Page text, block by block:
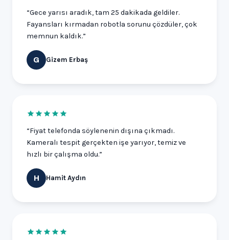
“Gece yarısı aradık, tam 25 dakikada geldiler.
Fayansları kırmadan robotla sorunu çözdüler, çok
memnun kaldık.”
G Gizem Erbaş
“Fiyat telefonda söylenenin dışına çıkmadı.
Kameralı tespit gerçekten işe yarıyor, temiz ve
hızlı bir çalışma oldu.”
H Hamit Aydın